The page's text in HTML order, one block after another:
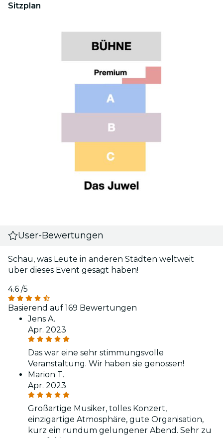
Sitzplan
User-Bewertungen
Schau, was Leute in anderen Städten weltweit
über dieses Event gesagt haben!
4.6 /5
Basierend auf 169 Bewertungen
Jens A.
Apr. 2023
Das war eine sehr stimmungsvolle
Veranstaltung. Wir haben sie genossen!
Marion T.
Apr. 2023
Großartige Musiker, tolles Konzert,
einzigartige Atmosphäre, gute Organisation,
kurz ein rundum gelungener Abend. Sehr zu